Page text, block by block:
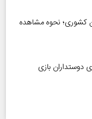
کشوری؛ نحوه مشاهده